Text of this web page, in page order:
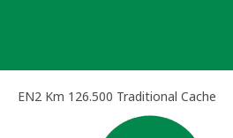
EN2 Km 126.500 Traditional Cache